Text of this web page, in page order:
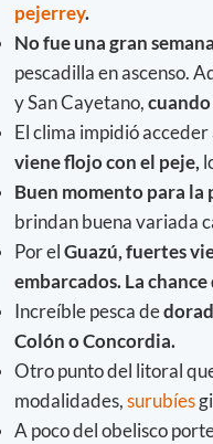
pejerrey.
No fue una gran
pescadilla en ascenso.
y San Cayetano,cuando
El clima impidió
viene flojo con el peje,
Buen momento para la
brindan buena variada
Por elGuazú, fuertes
embarcados. La
Increíble pesca de
Colón o Concordia.
Otro punto del litoral
modalidades,surubíes
A poco del obelisco